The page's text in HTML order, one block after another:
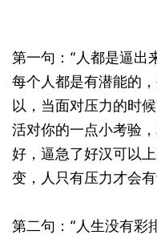
第一句：“人都是逼出
每个人都是有潜能的
以，当面对压力的时
活对你的一点小考验
好，逼急了好汉可以
变，人只有压力才会有
第二句：“人生没有彩